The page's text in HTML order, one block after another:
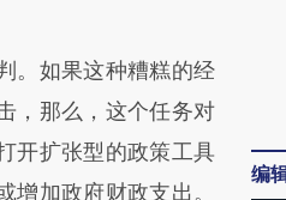
如果这种糟糕的经
，那么，这个任务对
开扩张型的政策工具
加政府财政支出。
编